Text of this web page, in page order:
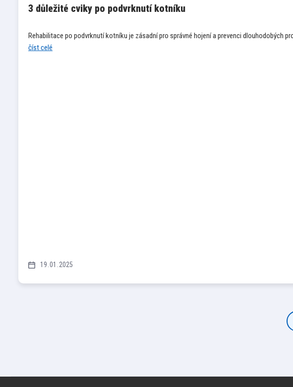
19 01 2025
3 důležité cviky po podvrknutí kotníku
Rehabilitace po podvrknutí kotníku je zásadní pro správné hojení a prevenci dlouhodobých
číst celé